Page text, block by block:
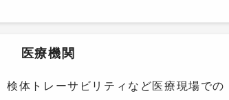
医療機関
検体トレーサビリティなど医療現場での